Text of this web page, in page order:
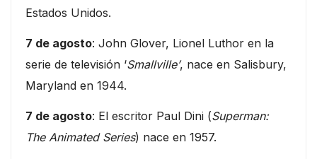
Estados Unidos.
7 de agosto: John Glover, Lionel Luthor en la
serie de televisión ‘Smallville’, nace en Salisbury,
Maryland en 1944.
7 de agosto: El escritor Paul Dini (Superman:
The Animated Series) nace en 1957.